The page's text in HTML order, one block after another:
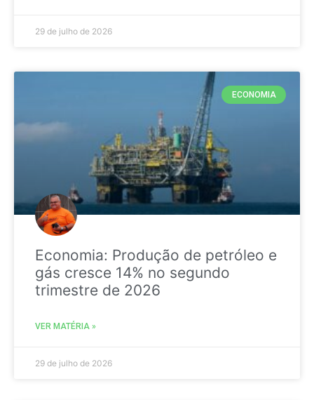
29 de julho de 2026
ECONOMIA
Economia: Produção de petróleo e
gás cresce 14% no segundo
trimestre de 2026
VER MATÉRIA »
29 de julho de 2026